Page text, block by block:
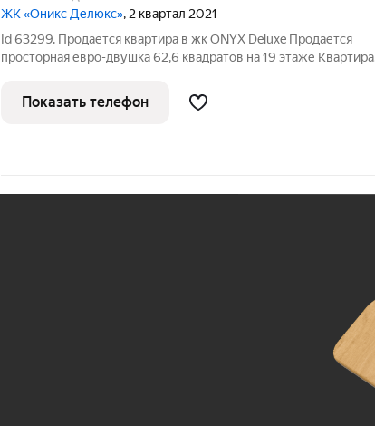
ЖК «Оникс Делюкс», 2 квартал 2021
Id 63299. Продается квартира в жк ONYX Deluxe Продается
просторная евро-двушка 62,6 квадратов на 19 этаже Квартира
и живи. Ремонт делался по индивидуальному проекту, мебель
делалась под
Показать телефон